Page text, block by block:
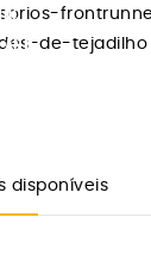
disponíveis